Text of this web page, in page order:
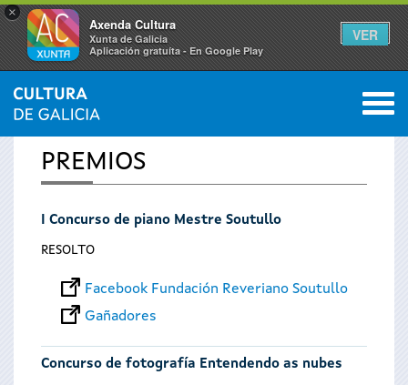
×
Axenda Cultura
Xunta de Galicia
Aplicación gratuíta - En Google Play
VER
Vostede
está
aquí
INICIO 0
PREMIOS
I Concurso de piano Mestre Soutullo
RESOLTO
Facebook Fundación Reveriano Soutullo
Gañadores
Concurso de fotografía Entendendo as nubes